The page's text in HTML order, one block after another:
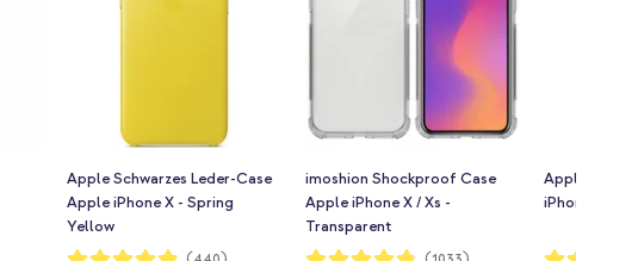
Apple Schwarzes Leder-Case
Apple iPhone X - Spring
Yellow
Bewertung:
imoshion Shockproof Case
Apple iPhone X / Xs -
Transparent
Bewertung:
Apple
iPhone X /
Bewertung: